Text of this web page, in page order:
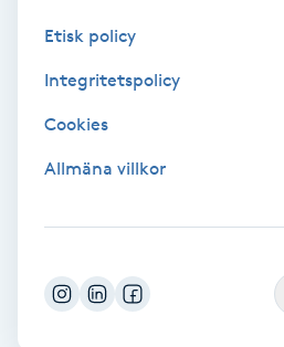
Gellack
Gravidyoga
Etisk policy
Integritetspolicy
Cookies
Allmäna villkor